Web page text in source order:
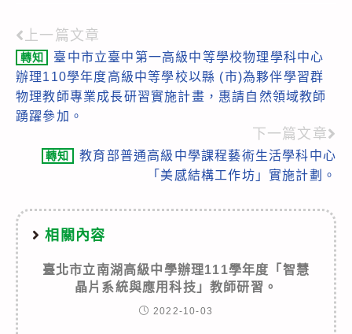
Read
more
articles
上一篇文章
轉知
臺中市立臺中第一高級中等學校物理學科中心
辦理110學年度高級中等學校以縣 (市)為夥伴學習群
物理教師專業成長研習實施計畫，惠請自然領域教師
踴躍參加。
下一篇文章
轉知
教育部普通高級中學課程藝術生活學科中心
「美感結構工作坊」實施計劃。
相關內容
臺北市立南湖高級中學辦理111學年度「智慧
晶片系統與應用科技」教師研習。
2022-10-03